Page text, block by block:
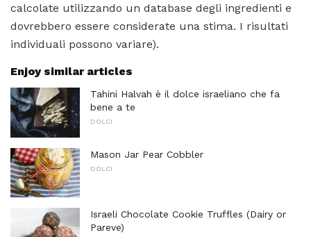
calcolate utilizzando un database degli ingredienti e
dovrebbero essere considerate una stima. I risultati
individuali possono variare).
Enjoy similar articles
Tahini Halvah è il dolce israeliano che fa
bene a te
DOLCI
Mason Jar Pear Cobbler
DOLCI
Israeli Chocolate Cookie Truffles (Dairy or
Pareve)